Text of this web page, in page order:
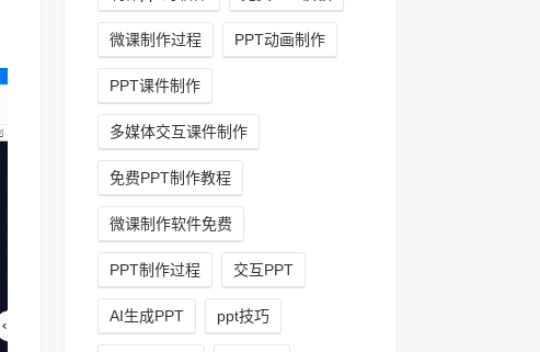
微课制作过程 PPT动画制作
PPT课件制作
多媒体交互课件制作
免费PPT制作教程
微课制作软件免费
PPT制作过程 交互PPT
AI生成PPT ppt技巧